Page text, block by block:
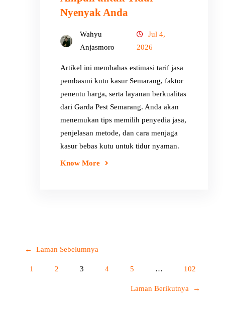
Nyenyak Anda
Wahyu
Anjasmoro
Jul 4,
2026
Artikel ini membahas estimasi tarif jasa
pembasmi kutu kasur Semarang, faktor
penentu harga, serta layanan berkualitas
dari Garda Pest Semarang. Anda akan
menemukan tips memilih penyedia jasa,
penjelasan metode, dan cara menjaga
kasur bebas kutu untuk tidur nyaman.
Know More
← Laman Sebelumnya
1 2 3 4 5 … 102
Laman Berikutnya →